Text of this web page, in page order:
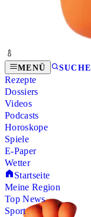
MENÜ SUCHE
Rezepte
Dossiers
Videos
Podcasts
Horoskope
Spiele
E-Paper
Wetter
Startseite
Meine Region
Top News
Sport